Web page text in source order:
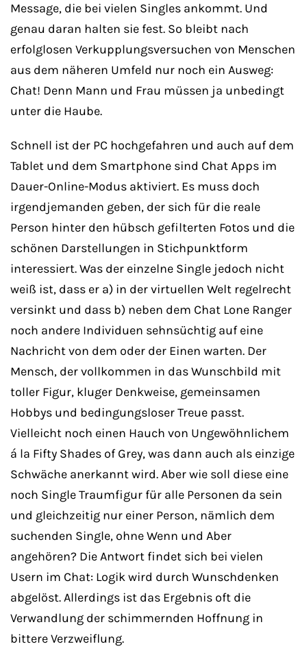
Message, die bei vielen Singles ankommt. Und
genau daran halten sie fest. So bleibt nach
erfolglosen Verkupplungsversuchen von Menschen
aus dem näheren Umfeld nur noch ein Ausweg:
Chat! Denn Mann und Frau müssen ja unbedingt
unter die Haube.
Schnell ist der PC hochgefahren und auch auf dem
Tablet und dem Smartphone sind Chat Apps im
Dauer-Online-Modus aktiviert. Es muss doch
irgendjemanden geben, der sich für die reale
Person hinter den hübsch gefilterten Fotos und die
schönen Darstellungen in Stichpunktform
interessiert. Was der einzelne Single jedoch nicht
weiß ist, dass er a) in der virtuellen Welt regelrecht
versinkt und dass b) neben dem Chat Lone Ranger
noch andere Individuen sehnsüchtig auf eine
Nachricht von dem oder der Einen warten. Der
Mensch, der vollkommen in das Wunschbild mit
toller Figur, kluger Denkweise, gemeinsamen
Hobbys und bedingungsloser Treue passt.
Vielleicht noch einen Hauch von Ungewöhnlichem
á la Fifty Shades of Grey, was dann auch als einzige
Schwäche anerkannt wird. Aber wie soll diese eine
noch Single Traumfigur für alle Personen da sein
und gleichzeitig nur einer Person, nämlich dem
suchenden Single, ohne Wenn und Aber
angehören? Die Antwort findet sich bei vielen
Usern im Chat: Logik wird durch Wunschdenken
abgelöst. Allerdings ist das Ergebnis oft die
Verwandlung der schimmernden Hoffnung in
bittere Verzweiflung.